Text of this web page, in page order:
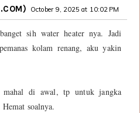
October 9, 2025 at 10:02 PM
sih water heater nya. Jadi
kolam renang, aku yakin
mahal di awal, tp untuk jangka
soalnya.